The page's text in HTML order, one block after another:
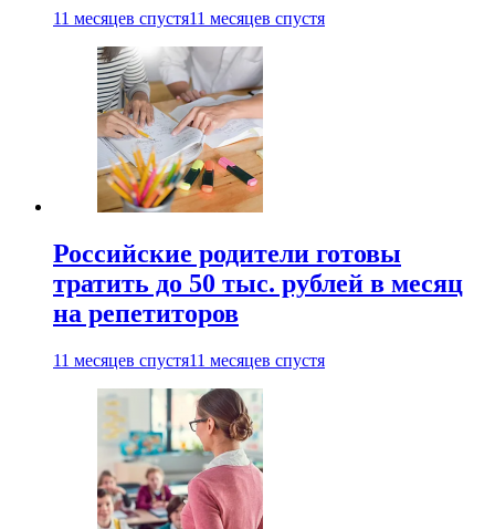
11 месяцев спустя11 месяцев спустя
Российские родители готовы
тратить до 50 тыс. рублей в месяц
на репетиторов
11 месяцев спустя11 месяцев спустя